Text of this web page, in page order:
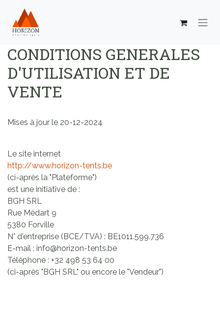
CONDITIONS GENERALES
D'UTILISATION ET DE
VENTE
Mises à jour le 20-12-2024
Le site internet
http://www.horizon-tents.be
(ci-après la "Plateforme")
est une initiative de :
BGH SRL
Rue Médart 9
5380 Forville
N° d'entreprise (BCE/TVA) : BE1011.599.736
E-mail : info@horizon-tents.be
Téléphone : +32 498 53 64 00
(ci-après "BGH SRL" ou encore le "Vendeur")